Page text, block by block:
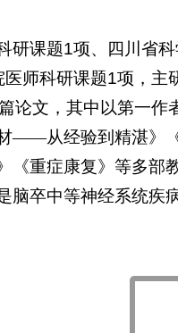
研课题1项、四川省
师科研课题1项，主
论文，其中以第一作
——从经验到精湛》
重症康复》等多部
脑卒中等神经系统疾